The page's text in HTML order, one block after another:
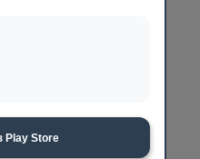
Play Store